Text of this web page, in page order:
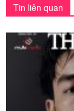
Tin liên quan